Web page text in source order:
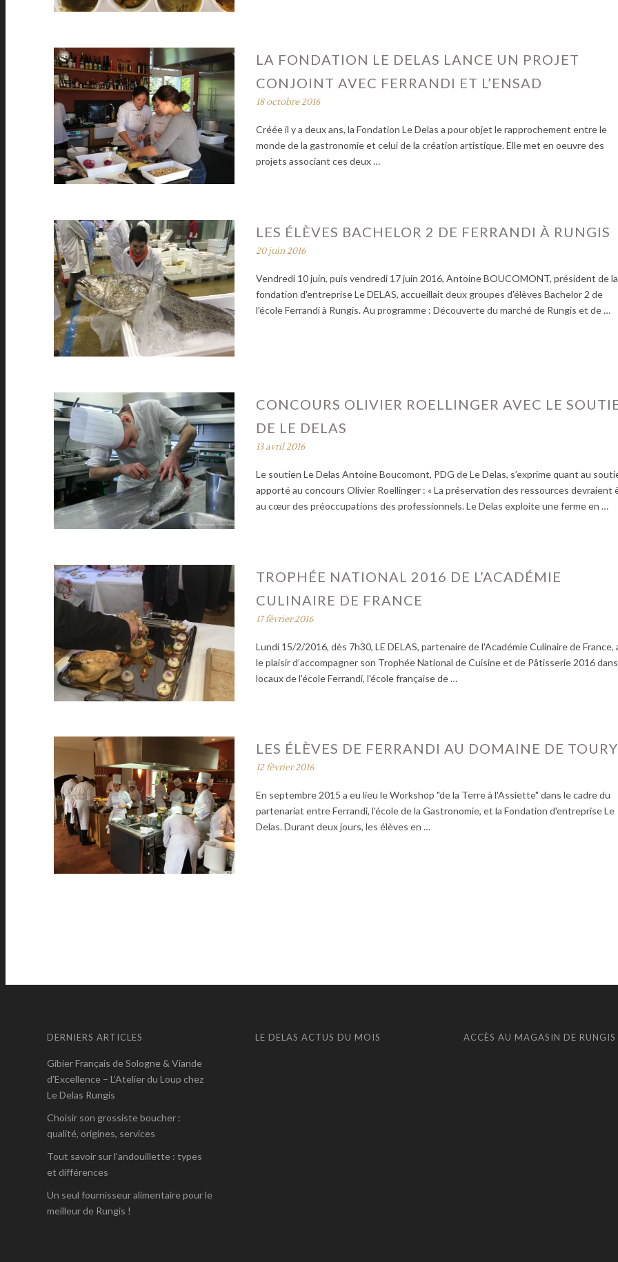
LA FONDATION LE DELAS LANCE UN PROJET
CONJOINT AVEC FERRANDI ET L’ENSAD
18 octobre 2016
Créée il y a deux ans, la Fondation Le Delas a pour objet le rapprochement entre le
monde de la gastronomie et celui de la création artistique. Elle met en oeuvre des
projets associant ces deux …
LES ÉLÈVES BACHELOR 2 DE FERRANDI À RUNGIS
20 juin 2016
Vendredi 10 juin, puis vendredi 17 juin 2016, Antoine BOUCOMONT, président de la
fondation d'entreprise Le DELAS, accueillait deux groupes d'élèves Bachelor 2 de
l'école Ferrandi à Rungis. Au programme : Découverte du marché de Rungis et de …
CONCOURS OLIVIER ROELLINGER AVEC LE
DE LE DELAS
13 avril 2016
Le soutien Le Delas Antoine Boucomont, PDG de Le Delas, s’exprime quant au
apporté au concours Olivier Roellinger : « La préservation des ressources devraient
au cœur des préoccupations des professionnels. Le Delas exploite une ferme en …
TROPHÉE NATIONAL 2016 DE L’ACADÉMIE
CULINAIRE DE FRANCE
17 février 2016
Lundi 15/2/2016, dès 7h30, LE DELAS, partenaire de l'Académie Culinaire de France,
le plaisir d’accompagner son Trophée National de Cuisine et de Pâtisserie 2016
locaux de l'école Ferrandi, l'école française de …
LES ÉLÈVES DE FERRANDI AU DOMAINE DE TOURY
12 février 2016
En septembre 2015 a eu lieu le Workshop "de la Terre à l'Assiette" dans le cadre du
partenariat entre Ferrandi, l'école de la Gastronomie, et la Fondation d'entreprise Le
Delas. Durant deux jours, les élèves en …
DERNIERS ARTICLES
Gibier Français de Sologne & Viande
d’Excellence – L’Atelier du Loup chez
Le Delas Rungis
Choisir son grossiste boucher :
qualité, origines, services
Tout savoir sur l’andouillette : types
et différences
Un seul fournisseur alimentaire pour le
meilleur de Rungis !
LE DELAS ACTUS DU MOIS ACCÈS AU MAGASIN DE RUNGIS